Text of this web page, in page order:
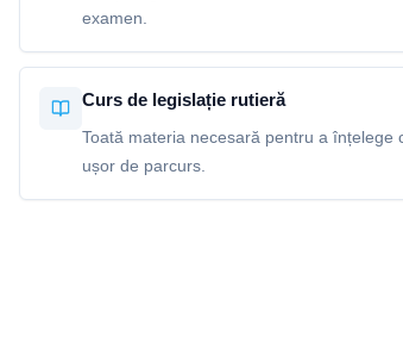
examen.
Curs de legislație rutieră
Toată materia necesară pentru a
ușor de parcurs.